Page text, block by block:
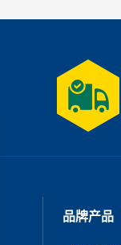
品牌产品